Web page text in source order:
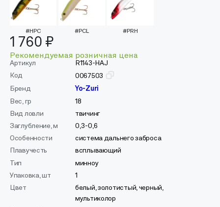
#HPC #PCL #PRH
1 760 ₽
Рекомендуемая розничная цена
Артикул
R1143-HAJ
Код
0067503
Бренд
Yo-Zuri
Вес, гр
18
Вид ловли
твичинг
Заглубление, м
0,3-0,6
Особенности
система дальнего заброса
Плавучесть
всплывающий
Тип
минноу
Упаковка, шт
1
Цвет
белый, золотистый, черный,
мультиколор